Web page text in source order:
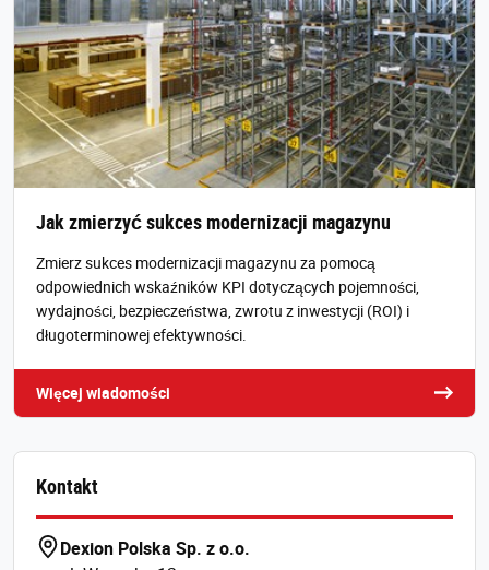
Jak zmierzyć sukces modernizacji magazynu
Zmierz sukces modernizacji magazynu za pomocą
odpowiednich wskaźników KPI dotyczących pojemności,
wydajności, bezpieczeństwa, zwrotu z inwestycji (ROI) i
długoterminowej efektywności.
Więcej wiadomości
Kontakt
Dexion Polska Sp. z o.o.